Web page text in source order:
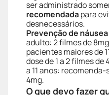
ser administrado
recomendadapara
desnecessários.
Prevenção de
adulto: 2 filmes de
pacientes maiores de
dose de 1 a 2 filmes de
a 11 anos: recomenda-
4mg.
O que devo fazer